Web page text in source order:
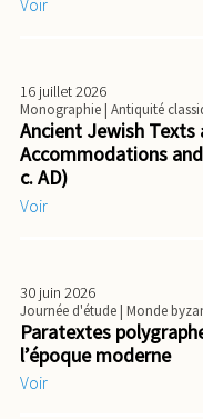
Voir
16 juillet 2026
Monographie| Antiquité
Ancient Jewish Texts
Accommodations
c. AD)
Voir
30 juin 2026
Journée d'étude| Monde
Paratextes
l’époque moderne
Voir